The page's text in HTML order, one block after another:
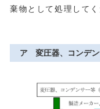
棄物として処理してく
ア 変圧器、コンデン